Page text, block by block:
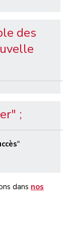
des
;
"
dans nos